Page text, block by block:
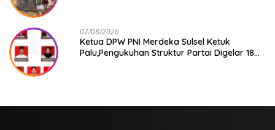
07/08/2026
Ketua DPW PNI Merdeka Sulsel Ketuk
Palu,Pengukuhan Struktur Partai Digelar 18